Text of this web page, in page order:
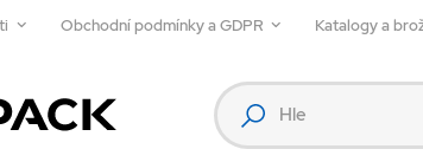
Obchodní podmínky a GDPR Katalogy a